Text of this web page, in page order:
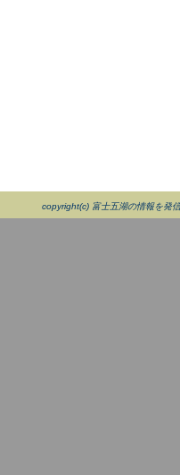
copyright(c) 富士五湖の情報を発